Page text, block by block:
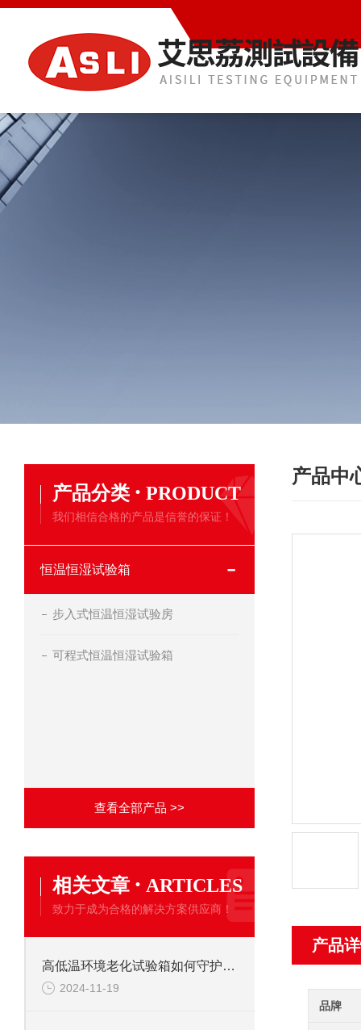
产品分类 · PRODUCT
我们相信合格的产品是信誉的保证！
恒温恒湿试验箱
步入式恒温恒湿试验房
可程式恒温恒湿试验箱
查看全部产品 >>
相关文章 · ARTICLES
致力于成为合格的解决方案供应商！
高低温环境老化试验箱如何守护产品质量？
2024-11-19
产品中
产品
品牌